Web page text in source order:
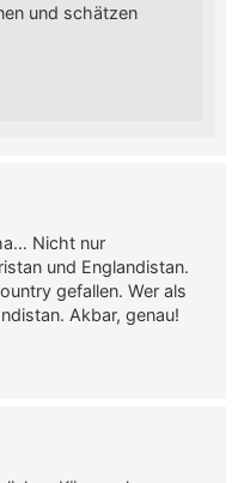
und schätzen
Nicht nur
und Englandistan.
gefallen. Wer als
Akbar, genau!